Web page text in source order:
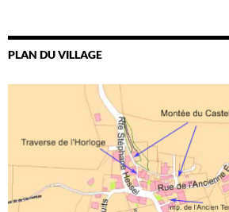
PLAN DU VILLAGE